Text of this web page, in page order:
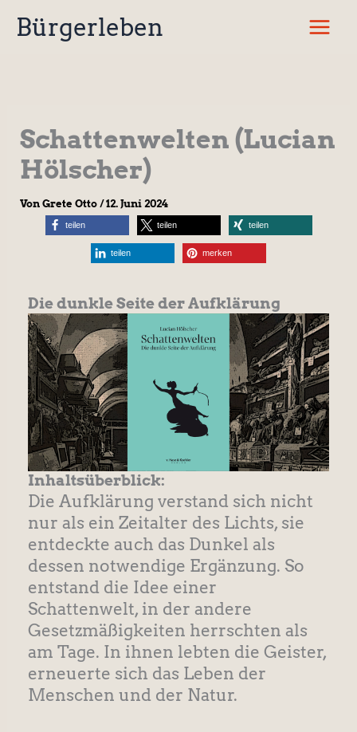
InhaltBürgerleben
Schattenwelten (Lucian
Hölscher)
Von Grete Otto /12. Juni 2024
teilen teilen teilen
teilen merken
Die dunkle Seite der Aufklärung
Inhaltsüberblick:
Die Aufklärung verstand sich nicht
nur als ein Zeitalter des Lichts, sie
entdeckte auch das Dunkel als
dessen notwendige Ergänzung. So
entstand die Idee einer
Schattenwelt, in der andere
Gesetzmäßigkeiten herrschten als
am Tage. In ihnen lebten die Geister,
erneuerte sich das Leben der
Menschen und der Natur.